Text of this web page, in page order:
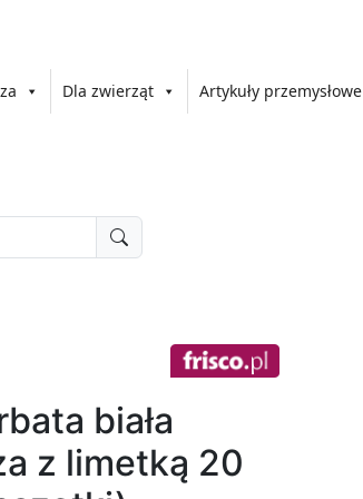
Dla zwierząt Artykuły przemysłowe
biała
z limetką 20